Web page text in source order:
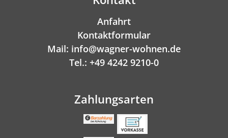
Anfahrt
Kontaktformular
Mail: info@wagner-wohnen.de
Tel.: +49 4242 9210-0
Zahlungsarten